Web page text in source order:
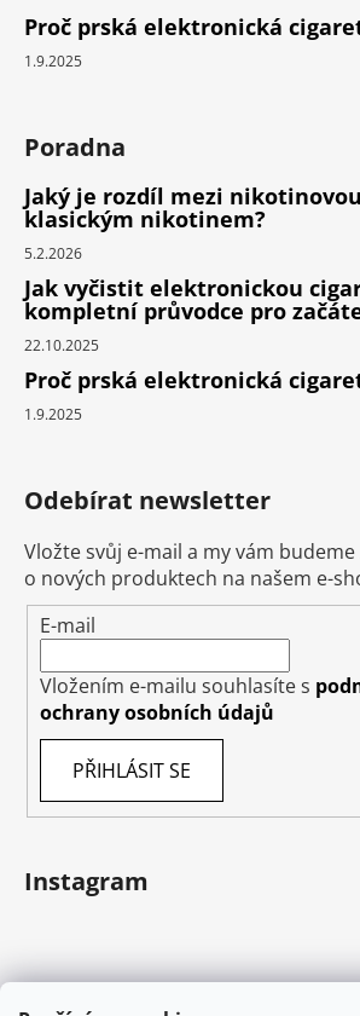
Proč prská elektronická
1.9.2025
Poradna
Jaký je rozdíl mezi
klasickým nikotinem?
5.2.2026
Jak vyčistit elektronickou
kompletní průvodce pro
22.10.2025
Proč prská elektronická
1.9.2025
Odebírat newsletter
Vložte svůj e-mail a my vám
o nových produktech na našem e-
E-mail
Vložením e-mailu souhlasíte s
ochrany osobních údajů
PŘIHLÁSIT SE
Instagram